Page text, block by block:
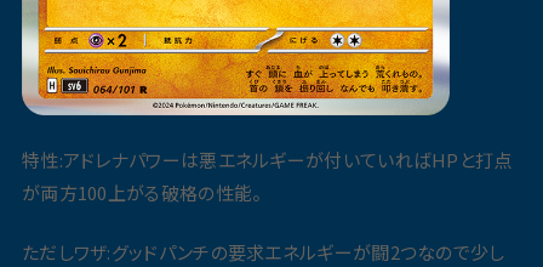
特性:アドレナパワーは悪エネルギーが付いていればHPと打点
が両方100上がる破格の性能。
ただしワザ:グッドパンチの要求エネルギーが闘2つなので少し